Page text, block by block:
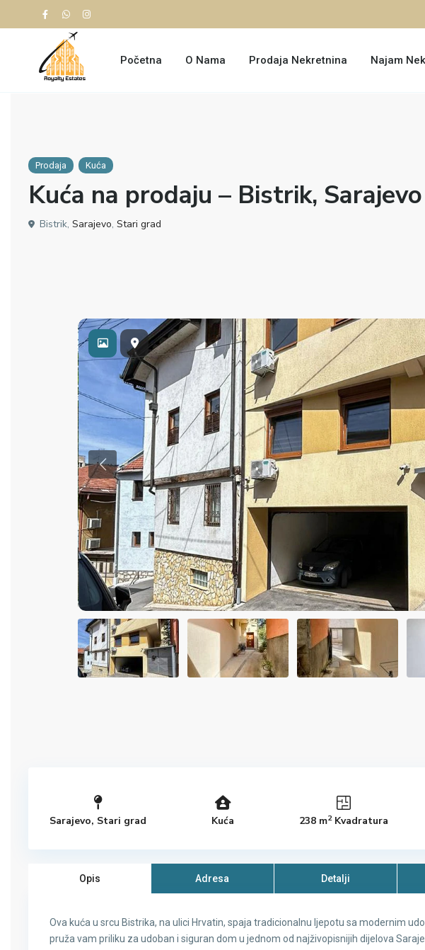
Početna O Nama Prodaja Nekretnina Najam
Prodaja Kuća
Kuća na prodaju – Bistrik, Sarajevo
Bistrik,Sarajevo,Stari grad
Sarajevo, Stari grad Kuća 238 m2Kvadratura
Opis Adresa Detalji
Ova kuća u srcu Bistrika, na ulici Hrvatin, spaja tradicionalnu ljepotu sa modernim
pruža vam priliku za udoban i siguran dom u jednom od najživopisnijih dijelova